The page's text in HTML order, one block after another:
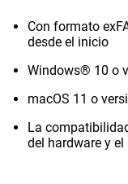
Con formato
desde el inicio
Windows® 10 o
macOS 11 o
La
del hardware y